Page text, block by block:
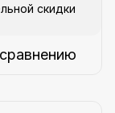
скидки